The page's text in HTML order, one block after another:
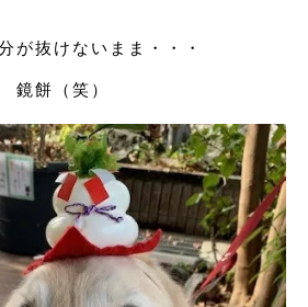
が抜けないまま・・・
鏡餅（笑）